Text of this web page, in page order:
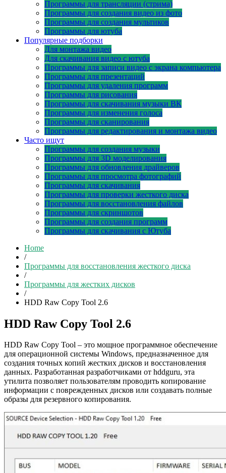
Программы для трансляции (стрима)
Программы для создания видео из фото
Программы для создания мультиков
Программы для ютуба
Популярные подборки
Для монтажа видео
Для скачивания видео с ютуба
Программы для записи видео с экрана компьютера
Программы для презентаций
Программы для удаления программ
Программы для рисования
Программы для скачивания музыки ВК
Программы для изменения голоса
Программы для сканирования
Программы для редактирования и монтажа видео
Часто ищут
Программы для создания музыки
Программы для 3D моделирования
Программы для обновления драйверов
Программы для просмотра фотографий
Программы для скачивания
Программы для проверки жесткого диска
Программы для восстановления файлов
Программы для скриншотов
Программы для создания программ
Программы для скачивания с Ютуба
Home
/
Программы для восстановления жесткого диска
/
Программы для жестких дисков
/
HDD Raw Copy Tool 2.6
HDD Raw Copy Tool 2.6
HDD Raw Copy Tool – это мощное программное обеспечение
для операционной системы Windows, предназначенное для
создания точных копий жестких дисков и восстановления
данных. Разработанная разработчиками от hddguru, эта
утилита позволяет пользователям проводить копирование
информации с поврежденных дисков или создавать полные
образы для резервного копирования.